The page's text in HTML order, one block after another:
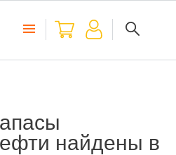
найдены в